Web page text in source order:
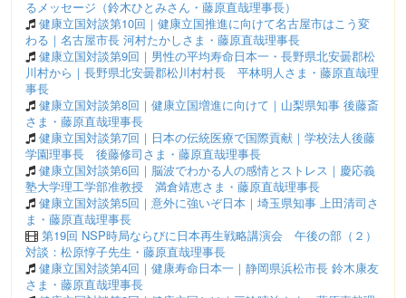
るメッセージ（鈴木ひとみさん・藤原直哉理事長）
健康立国対談第10回｜健康立国推進に向けて名古屋市はこう変
わる｜名古屋市長 河村たかしさま・藤原直哉理事長
健康立国対談第9回｜男性の平均寿命日本一・長野県北安曇郡松
川村から｜長野県北安曇郡松川村村長 平林明人さま・藤原直哉理
事長
健康立国対談第8回｜健康立国増進に向けて｜山梨県知事 後藤斎
さま・藤原直哉理事長
健康立国対談第7回｜日本の伝統医療で国際貢献｜学校法人後藤
学園理事長 後藤修司さま・藤原直哉理事長
健康立国対談第6回｜脳波でわかる人の感情とストレス｜慶応義
塾大学理工学部准教授 満倉靖恵さま・藤原直哉理事長
健康立国対談第5回｜意外に強いぞ日本｜埼玉県知事 上田清司さ
ま・藤原直哉理事長
第19回 NSP時局ならびに日本再生戦略講演会 午後の部（２）
対談：松原惇子先生・藤原直哉理事長
健康立国対談第4回｜健康寿命日本一｜静岡県浜松市長 鈴木康友
さま・藤原直哉理事長